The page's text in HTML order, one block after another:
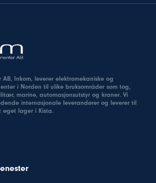
Inkom, leverer elektromekaniske og
i Norden til ulike bruksområder som tog,
marine, automasjonsutstyr og kraner. Vi
internasjonale leverandører og leverer til
eget lager i Kista.